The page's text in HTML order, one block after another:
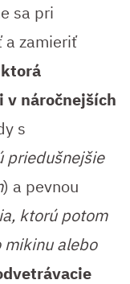
sa pri
a zamieriť
v náročnejších
s
priedušnejšie
) a pevnou
ktorú potom
mikinu alebo